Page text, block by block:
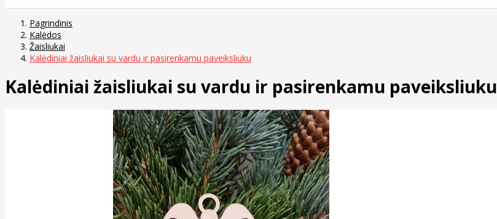
Pagrindinis
Kalėdos
Žaisliukai
Kalėdiniai žaisliukai su vardu ir pasirenkamu paveiksliuku
Kalėdiniai žaisliukai su vardu ir pasirenkamu paveiksliuku